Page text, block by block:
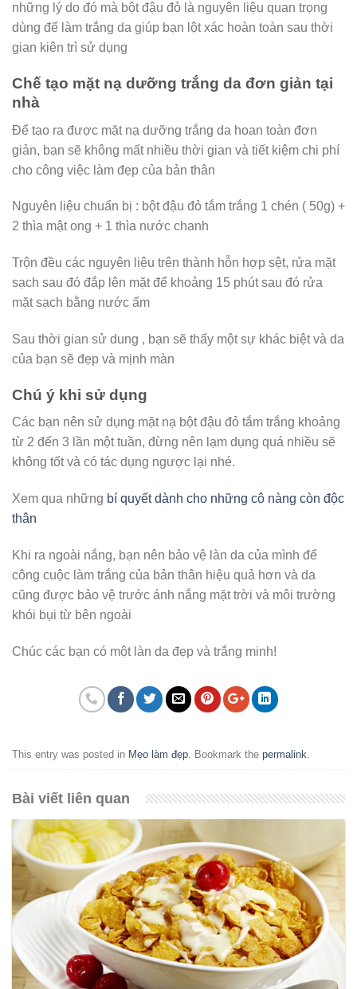
những lý do đó mà bột đậu đỏ là nguyên liệu quan trọng
dùng để làm trắng da giúp bạn lột xác hoàn toàn sau thời
gian kiên trì sử dụng
Chế tạo mặt nạ dưỡng trắng da đơn giản tại
nhà
Để tạo ra được mặt nạ dưỡng trắng da hoan toàn đơn
giản, bạn sẽ không mất nhiều thời gian và tiết kiệm chi phí
cho công việc làm đẹp của bản thân
Nguyên liệu chuẩn bị : bột đậu đỏ tắm trắng 1 chén ( 50g) +
2 thìa mật ong + 1 thìa nước chanh
Trộn đều các nguyên liệu trên thành hỗn hợp sệt, rửa mặt
sạch sau đó đắp lên mặt để khoảng 15 phút sau đó rửa
mặt sạch bằng nước ấm
Sau thời gian sử dung , bạn sẽ thấy một sự khác biệt và da
của bạn sẽ đẹp và mịnh màn
Chú ý khi sử dụng
Các bạn nên sử dụng mặt nạ bột đậu đỏ tắm trắng khoảng
từ 2 đến 3 lần một tuần, đừng nên lạm dụng quá nhiều sẽ
không tốt và có tác dụng ngược lại nhé.
Xem qua những bí quyết dành cho những cô nàng còn độc
thân
Khi ra ngoài nắng, bạn nên bảo vệ làn da của mình để
công cuộc làm trắng của bản thân hiệu quả hơn và da
cũng được bảo vệ trước ánh nắng mặt trời và môi trường
khói bụi từ bên ngoài
Chúc các bạn có một làn da đẹp và trắng minh!
This entry was posted in Mẹo làm đẹp. Bookmark the permalink.
Bài viết liên quan